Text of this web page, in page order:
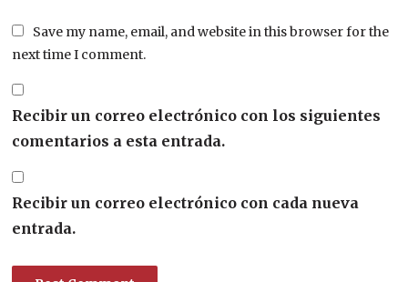
Save my name, email, and website in this browser for the
next time I comment.
Recibir un correo electrónico con los siguientes
comentarios a esta entrada.
Recibir un correo electrónico con cada nueva
entrada.